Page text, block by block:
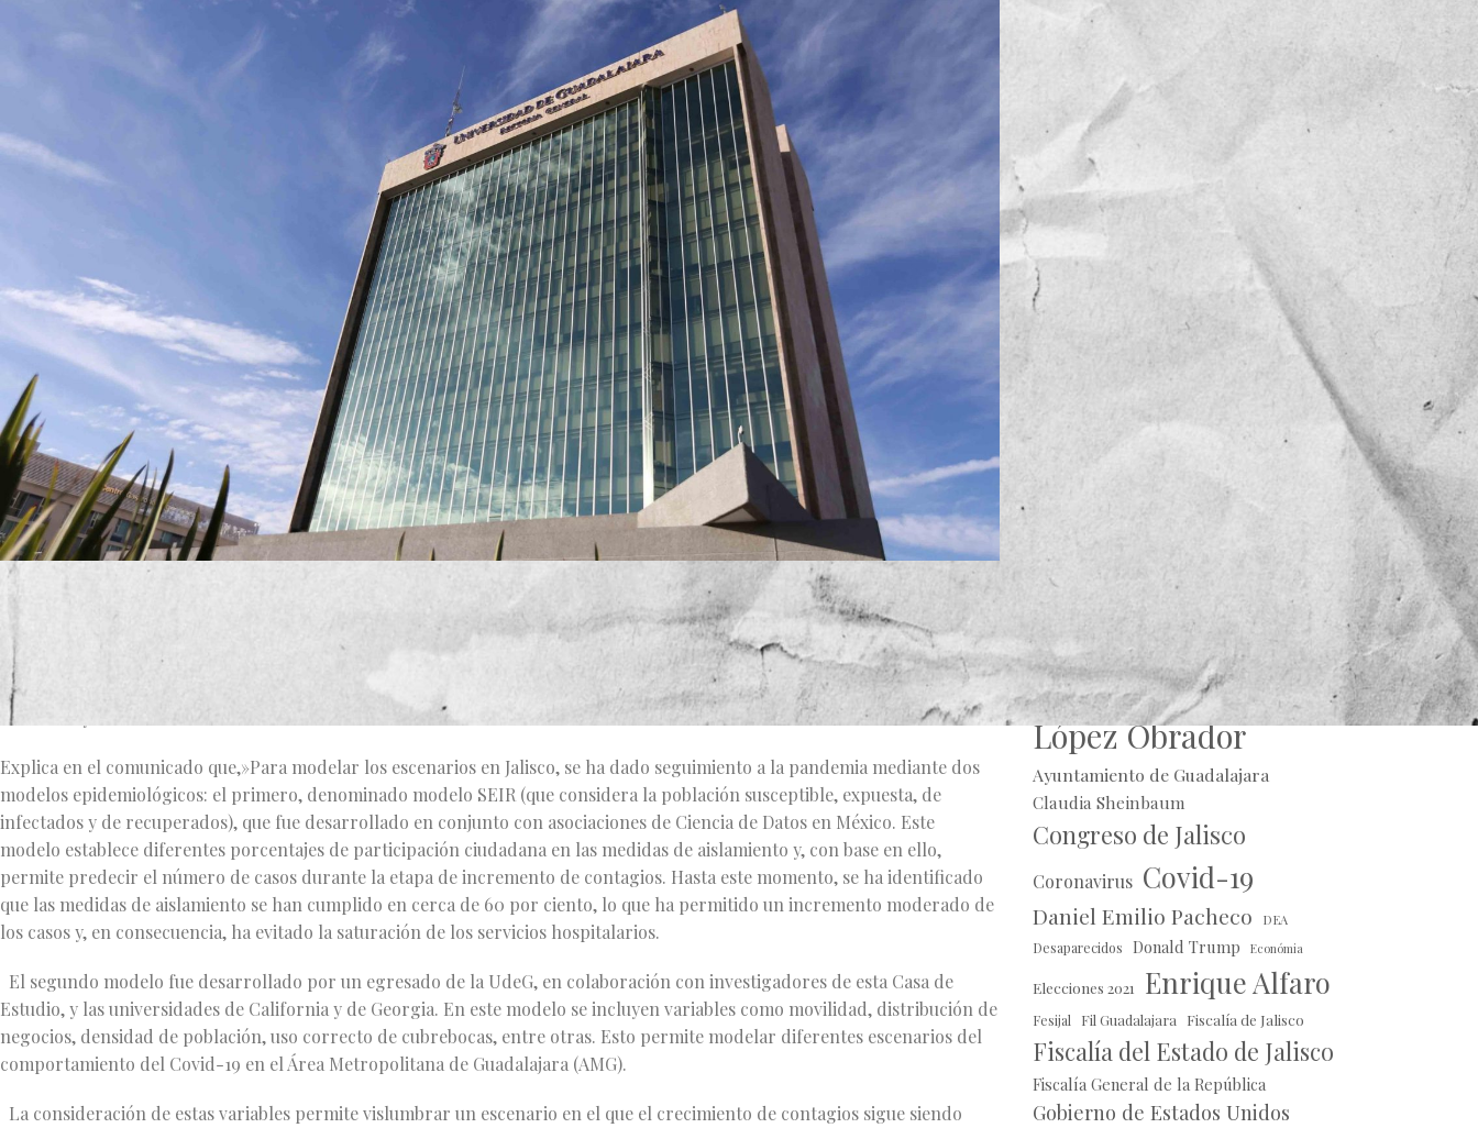
La Sala de Situación en Salud por el Covid-19, de la Universidad de Guadalajara (UdeG), por medio de un comunicado de
prensa explica que, con el fin de no comprometer los resultados favorables que Jalisco ha obtenido hasta ahora en el manejo
de la pandemia, el grupo de análisis de los modelos predictivos de la Sala de Situación en Salud por el Covid-19, considera
importante tomar una serie de medidas previo al retorno de actividades no escenciales, como el desarrollo de protocolos
sanitarios y su socialización entre la sociedad.
Explica en el comunicado que,»Para modelar los escenarios en Jalisco, se ha dado seguimiento a la pandemia mediante dos
modelos epidemiológicos: el primero, denominado modelo SEIR (que considera la población susceptible, expuesta, de
infectados y de recuperados), que fue desarrollado en conjunto con asociaciones de Ciencia de Datos en México. Este
modelo establece diferentes porcentajes de participación ciudadana en las medidas de aislamiento y, con base en ello,
permite predecir el número de casos durante la etapa de incremento de contagios. Hasta este momento, se ha identificado
que las medidas de aislamiento se han cumplido en cerca de 60 por ciento, lo que ha permitido un incremento moderado de
los casos y, en consecuencia, ha evitado la saturación de los servicios hospitalarios.
El segundo modelo fue desarrollado por un egresado de la UdeG, en colaboración con investigadores de esta Casa de
Estudio, y las universidades de California y de Georgia. En este modelo se incluyen variables como movilidad, distribución de
negocios, densidad de población, uso correcto de cubrebocas, entre otras. Esto permite modelar diferentes escenarios del
comportamiento del Covid-19 en el Área Metropolitana de Guadalajara (AMG).
La consideración de estas variables permite vislumbrar un escenario en el que el crecimiento de contagios sigue siendo
OPINIÓN
TENDENCIA
VIDEO COLUMNA
VIDEO NOTA
Alberto Uribe
Andrés Manuel
López Obrador
Ayuntamiento de Guadalajara
Claudia Sheinbaum
Congreso de Jalisco
Coronavirus Covid-19
Daniel Emilio Pacheco DEA
Desaparecidos Donald Trump Económia
Elecciones 2021 Enrique Alfaro
Fesijal Fil Guadalajara Fiscalía de Jalisco
Fiscalía del Estado de Jalisco
Fiscalía General de la República
Gobierno de Estados Unidos